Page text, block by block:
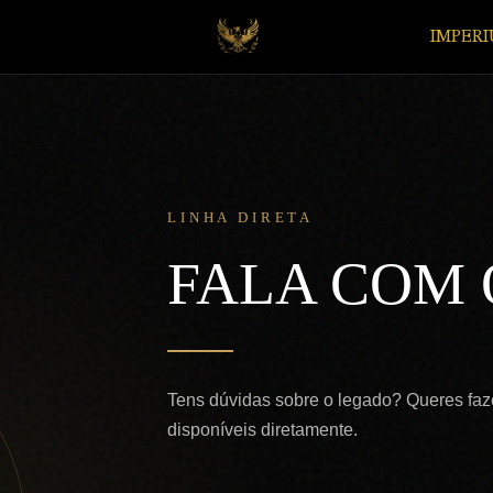
LINHA DIRETA
FALA COM
Tens dúvidas sobre o legado? Queres
disponíveis diretamente.